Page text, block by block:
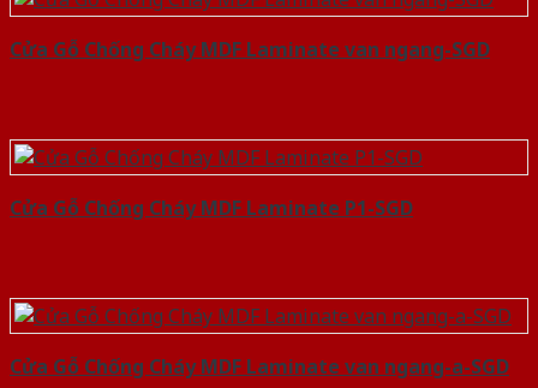
Cửa Gỗ Chống Cháy MDF Laminate van ngang-SGD
Cửa Gỗ Chống Cháy MDF Laminate P1-SGD
Cửa Gỗ Chống Cháy MDF Laminate van ngang-a-SGD